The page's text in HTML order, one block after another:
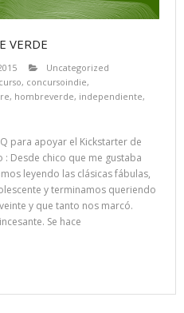
VERDE
Uncategorized
, concursoindie,
, hombreverde, independiente,
para apoyar el Kickstarter de
Desde chico que me gustaba
leyendo las clásicas fábulas,
y terminamos queriendo
y que tanto nos marcó.
Se hace